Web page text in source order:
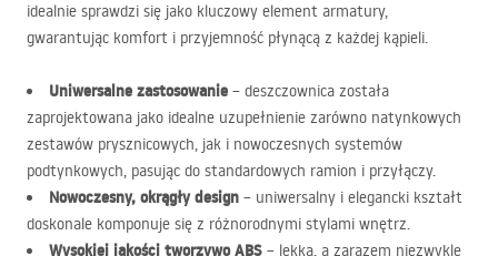
idealnie sprawdzi się jako kluczowy element armatury,
gwarantując komfort i przyjemność płynącą z każdej kąpieli.
Uniwersalne zastosowanie – deszczownica została
zaprojektowana jako idealne uzupełnienie zarówno natynkowych
zestawów prysznicowych, jak i nowoczesnych systemów
podtynkowych, pasując do standardowych ramion i przyłączy.
Nowoczesny, okrągły design – uniwersalny i elegancki kształt
doskonale komponuje się z różnorodnymi stylami wnętrz.
Wysokiej jakości tworzywoABS – lekka, a zarazem niezwykle